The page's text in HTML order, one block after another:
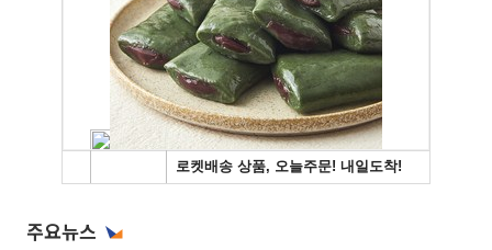
주요뉴스